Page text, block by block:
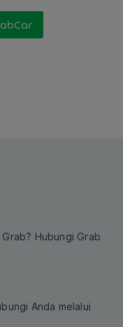
Hubungi Grab
Anda melalui